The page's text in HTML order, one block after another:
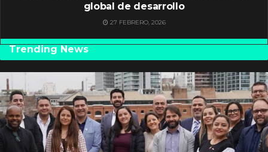
global de desarrollo
27 FEBRERO, 2026
Trending News